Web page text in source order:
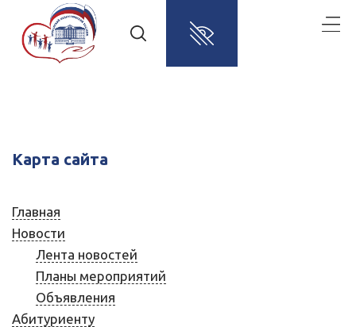
Карта сайта
Главная
Новости
Лента новостей
Планы мероприятий
Объявления
Абитуриенту